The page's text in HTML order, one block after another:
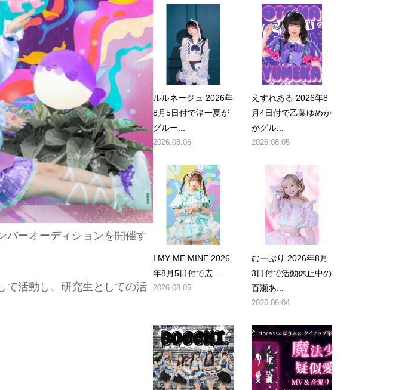
バーオーディションを開催す
て活動し、研究生としての活
ルルネージュ 2026年
8月5日付で渚一夏が
グルー...
2026.08.06
えすれある 2026年8
月4日付で乙葉ゆめか
がグル...
2026.08.05
I MY ME MINE 2026
年8月5日付で広...
2026.08.05
むーぷり 2026年8月
3日付で活動休止中の
百瀬あ...
2026.08.04